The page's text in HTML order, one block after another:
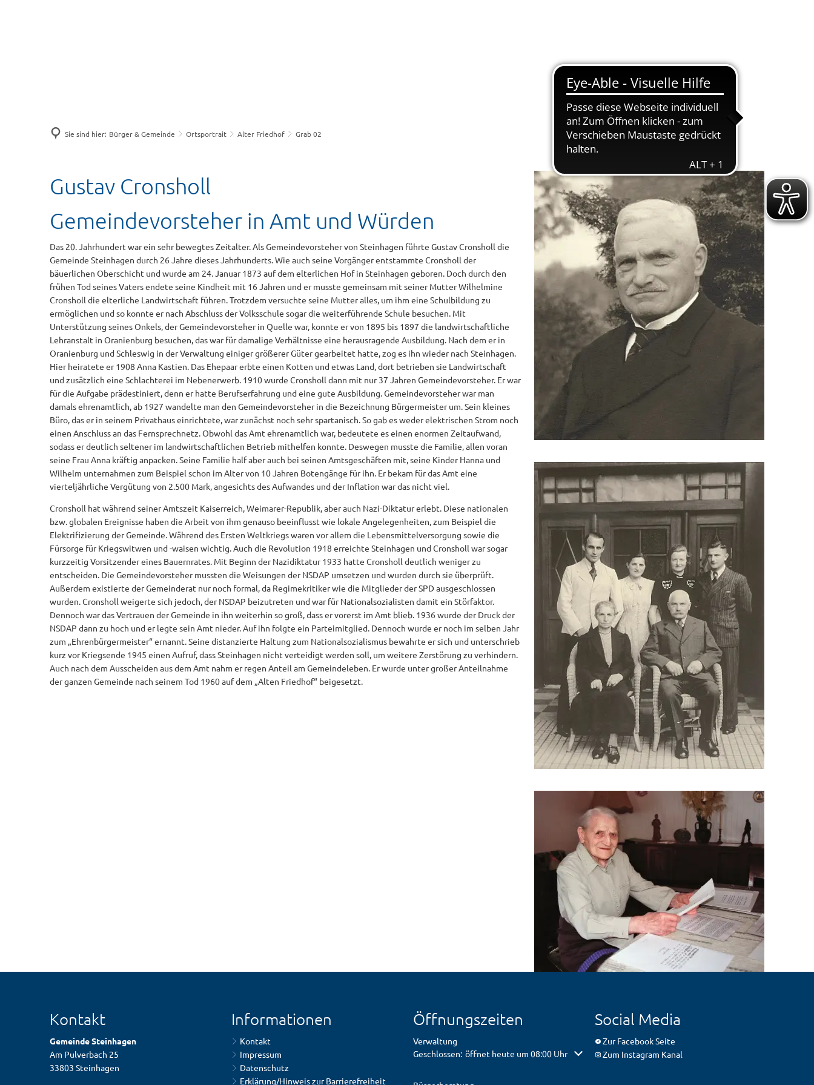
Sie sind hier: Bürger & Gemeinde Ortsportrait Alter Friedhof Grab 02
Gustav Cronsholl
Gemeindevorsteher in Amt und Würden
Das 20. Jahrhundert war ein sehr bewegtes Zeitalter. Als Gemeindevorsteher von Steinhagen führte Gustav Cronsholl die
Gemeinde Steinhagen durch 26 Jahre dieses Jahrhunderts. Wie auch seine Vorgänger entstammte Cronsholl der
bäuerlichen Oberschicht und wurde am 24. Januar 1873 auf dem elterlichen Hof in Steinhagen geboren. Doch durch den
frühen Tod seines Vaters endete seine Kindheit mit 16 Jahren und er musste gemeinsam mit seiner Mutter Wilhelmine
Cronsholl die elterliche Landwirtschaft führen. Trotzdem versuchte seine Mutter alles, um ihm eine Schulbildung zu
ermöglichen und so konnte er nach Abschluss der Volksschule sogar die weiterführende Schule besuchen. Mit
Unterstützung seines Onkels, der Gemeindevorsteher in Quelle war, konnte er von 1895 bis 1897 die landwirtschaftliche
Lehranstalt in Oranienburg besuchen, das war für damalige Verhältnisse eine herausragende Ausbildung. Nach dem er in
Oranienburg und Schleswig in der Verwaltung einiger größerer Güter gearbeitet hatte, zog es ihn wieder nach Steinhagen.
Hier heiratete er 1908 Anna Kastien. Das Ehepaar erbte einen Kotten und etwas Land, dort betrieben sie Landwirtschaft
und zusätzlich eine Schlachterei im Nebenerwerb. 1910 wurde Cronsholl dann mit nur 37 Jahren Gemeindevorsteher. Er war
für die Aufgabe prädestiniert, denn er hatte Berufserfahrung und eine gute Ausbildung. Gemeindevorsteher war man
damals ehrenamtlich, ab 1927 wandelte man den Gemeindevorsteher in die Bezeichnung Bürgermeister um. Sein kleines
Büro, das er in seinem Privathaus einrichtete, war zunächst noch sehr spartanisch. So gab es weder elektrischen Strom noch
einen Anschluss an das Fernsprechnetz. Obwohl das Amt ehrenamtlich war, bedeutete es einen enormen Zeitaufwand,
sodass er deutlich seltener im landwirtschaftlichen Betrieb mithelfen konnte. Deswegen musste die Familie, allen voran
seine Frau Anna kräftig anpacken. Seine Familie half aber auch bei seinen Amtsgeschäften mit, seine Kinder Hanna und
Wilhelm unternahmen zum Beispiel schon im Alter von 10 Jahren Botengänge für ihn. Er bekam für das Amt eine
vierteljährliche Vergütung von 2.500 Mark, angesichts des Aufwandes und der Inflation war das nicht viel.
Cronsholl hat während seiner Amtszeit Kaiserreich, Weimarer-Republik, aber auch Nazi-Diktatur erlebt. Diese nationalen
bzw. globalen Ereignisse haben die Arbeit von ihm genauso beeinflusst wie lokale Angelegenheiten, zum Beispiel die
Elektrifizierung der Gemeinde. Während des Ersten Weltkriegs waren vor allem die Lebensmittelversorgung sowie die
Fürsorge für Kriegswitwen und -waisen wichtig. Auch die Revolution 1918 erreichte Steinhagen und Cronsholl war sogar
kurzzeitig Vorsitzender eines Bauernrates. Mit Beginn der Nazidiktatur 1933 hatte Cronsholl deutlich weniger zu
entscheiden. Die Gemeindevorsteher mussten die Weisungen der NSDAP umsetzen und wurden durch sie überprüft.
Außerdem existierte der Gemeinderat nur noch formal, da Regimekritiker wie die Mitglieder der SPD ausgeschlossen
wurden. Cronsholl weigerte sich jedoch, der NSDAP beizutreten und war für Nationalsozialisten damit ein Störfaktor.
Dennoch war das Vertrauen der Gemeinde in ihn weiterhin so groß, dass er vorerst im Amt blieb. 1936 wurde der Druck der
NSDAP dann zu hoch und er legte sein Amt nieder. Auf ihn folgte ein Parteimitglied. Dennoch wurde er noch im selben Jahr
zum „Ehrenbürgermeister“ ernannt. Seine distanzierte Haltung zum Nationalsozialismus bewahrte er sich und unterschrieb
kurz vor Kriegsende 1945 einen Aufruf, dass Steinhagen nicht verteidigt werden soll, um weitere Zerstörung zu verhindern.
Auch nach dem Ausscheiden aus dem Amt nahm er regen Anteil am Gemeindeleben. Er wurde unter großer Anteilnahme
der ganzen Gemeinde nach seinem Tod 1960 auf dem „Alten Friedhof“ beigesetzt.
Kontakt
Gemeinde Steinhagen
Am Pulverbach 25
33803 Steinhagen
Informationen
Kontakt
Impressum
Datenschutz
Erklärung/Hinweis zur Barrierefreiheit
Öffnungszeiten
Verwaltung
Klicken, um weitere Öffnungs- oder Schließzeiten auszublenden
Geschlossen: öffnet heute um 08:00 Uhr
Social Media
Zur Facebook Seite
Zum Instagram Kanal